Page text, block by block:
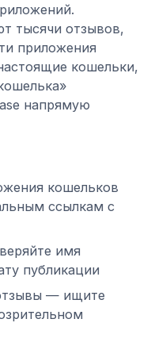
тысячи отзывов,
приложения
кошельки,
напрямую
кошельков
ссылкам с
имя
публикации
— ищите